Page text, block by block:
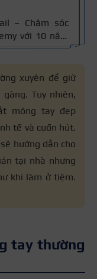
– Chăm sóc
với 10 năm
Có chuyên
và vẽ móng
sóc móng
kinh nghiệm
người đọc nắm
xuyên để giữ
Tuy nhiên,
móng tay đẹp
tế và cuốn hút.
hướng dẫn cho
tại nhà nhưng
khi làm ở tiệm.
tay thường